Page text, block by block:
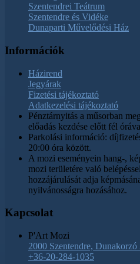
Szentendrei Teátrum
Szentendre és Vidéke
Dunaparti Művelődési Ház
Információk
Házirend
Jegyárak
Fizetési tájékoztató
Adatkezelési tájékoztató
Pénztárnyitás a műsorban
előadás kezdése előtt fél
Parkolási információ:
20:00 óra között.
A mozi eseményein hang-,
mozi területére való
hozzájárulását adja
nyilvánosságra hozásához.
Kapcsolat
P'Art Mozi
2000 Szentendre, Dunakorzó
+36-20-284-1035